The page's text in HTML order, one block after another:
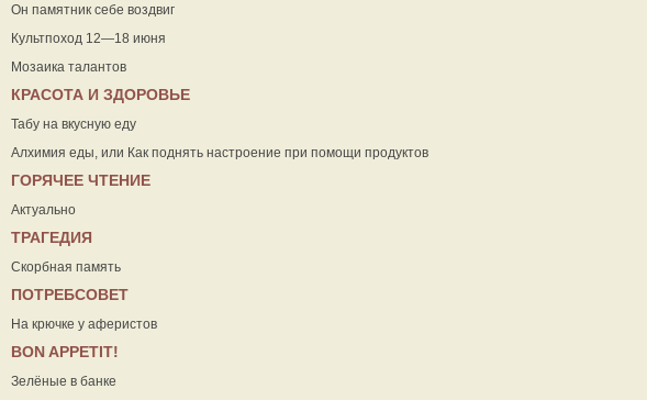
Он памятник себе воздвиг
Культпоход 12—18 июня
Мозаика талантов
КРАСОТА И ЗДОРОВЬЕ
Табу на вкусную еду
Алхимия еды, или Как поднять настроение при помощи продуктов
ГОРЯЧЕЕ ЧТЕНИЕ
Актуально
ТРАГЕДИЯ
Скорбная память
ПОТРЕБСОВЕТ
На крючке у аферистов
ВON APPETIT!
Зелёные в банке